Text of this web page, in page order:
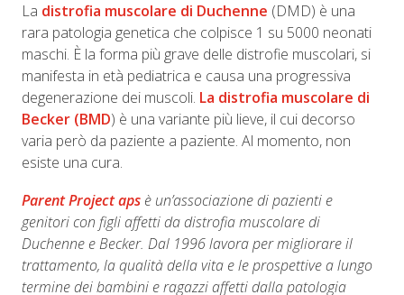
La distrofia muscolare di Duchenne (DMD) è una
rara patologia genetica che colpisce 1 su 5000 neonati
maschi. È la forma più grave delle distrofie muscolari, si
manifesta in età pediatrica e causa una progressiva
degenerazione dei muscoli. La distrofia muscolare di
Becker (BMD) è una variante più lieve, il cui decorso
varia però da paziente a paziente. Al momento, non
esiste una cura.
Parent Project aps è un’associazione di pazienti e
genitori con figli affetti da distrofia muscolare di
Duchenne e Becker. Dal 1996 lavora per migliorare il
trattamento, la qualità della vita e le prospettive a lungo
termine dei bambini e ragazzi affetti dalla patologia